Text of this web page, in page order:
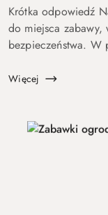
Krótka odpowiedź
do miejsca
bezpieczeństwa. W
zasady, trwałość, ł...
Więcej